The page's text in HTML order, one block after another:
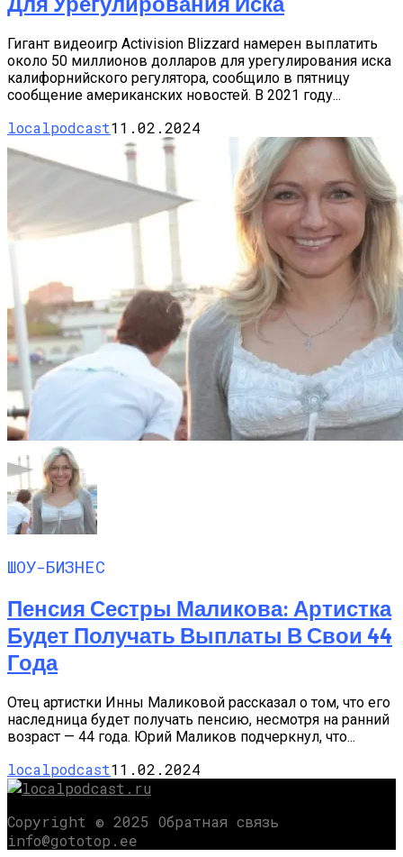
Гигант видеоигр Activision Blizzard намерен выплатить
около 50 миллионов долларов для урегулирования иска
калифорнийского регулятора, сообщило в пятницу
сообщение американских новостей. В 2021 году...
localpodcast11.02.2024
ШОУ-БИЗНЕС
Пенсия Сестры Маликова: Артистка
Будет Получать Выплаты В Свои 44
Года
Отец артистки Инны Маликовой рассказал о том, что его
наследница будет получать пенсию, несмотря на ранний
возраст — 44 года. Юрий Маликов подчеркнул, что...
localpodcast11.02.2024
Copyright © 2025 Обратная связь
info@gototop.ee